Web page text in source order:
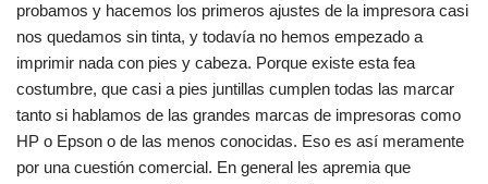
probamos y hacemos los primeros ajustes de la impresora casi
nos quedamos sin tinta, y todavía no hemos empezado a
imprimir nada con pies y cabeza. Porque existe esta fea
costumbre, que casi a pies juntillas cumplen todas las marcar
tanto si hablamos de las grandes marcas de impresoras como
HP o Epson o de las menos conocidas. Eso es así meramente
por una cuestión comercial. En general les apremia que